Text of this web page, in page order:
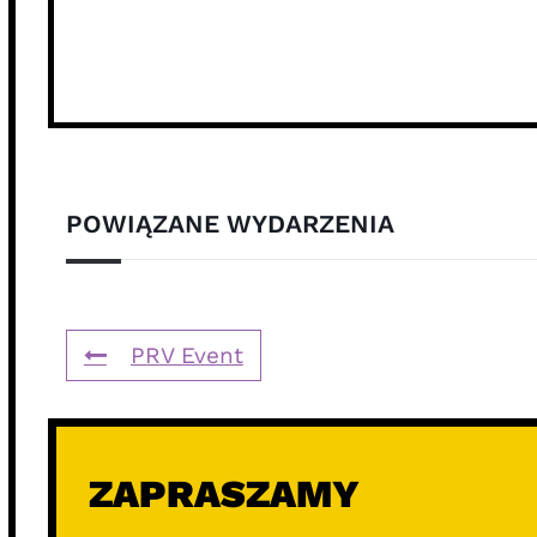
POWIĄZANE WYDARZENIA
PRV Event
ZAPRASZAMY